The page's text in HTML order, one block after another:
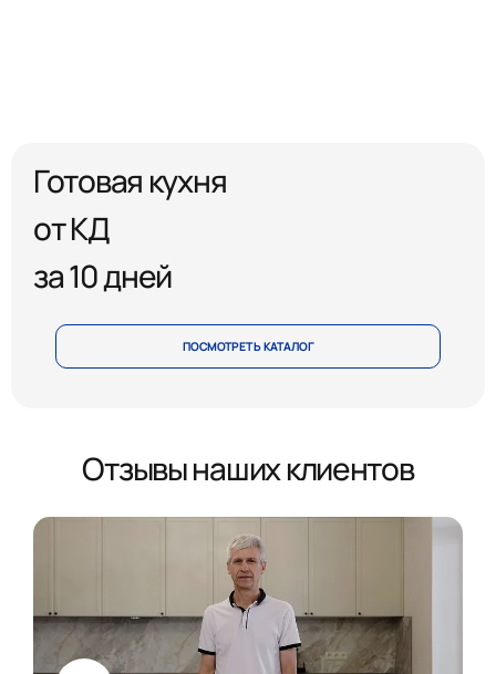
Готовая кухня
от КД
за 10 дней
ПОСМОТРЕТЬ КАТАЛОГ
Отзывы наших клиентов